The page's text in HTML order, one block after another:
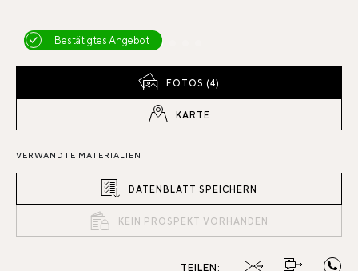
Bestätigtes Angebot
FOTOS (4)
KARTE
VERWANDTE MATERIALIEN
DATENBLATT SPEICHERN
KEIN PROSPEKT VORHANDEN
TEILEN: